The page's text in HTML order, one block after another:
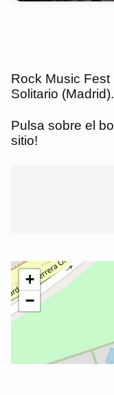
Rock Music
Solitario (Madrid).
Pulsa sobre el
sitio!